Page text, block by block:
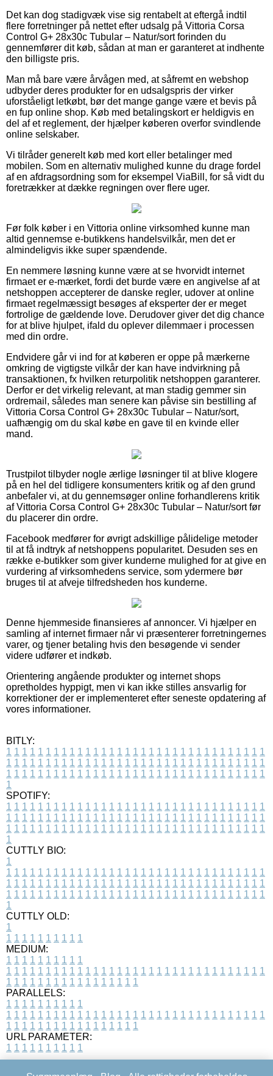
Det kan dog stadigvæk vise sig rentabelt at eftergå indtil
flere forretninger på nettet efter udsalg på Vittoria Corsa
Control G+ 28x30c Tubular – Natur/sort forinden du
gennemfører dit køb, sådan at man er garanteret at indhente
den billigste pris.
Man må bare være årvågen med, at såfremt en webshop
udbyder deres produkter for en udsalgspris der virker
uforståeligt letkøbt, bør det mange gange være et bevis på
en fup online shop. Køb med betalingskort er heldigvis en
del af et reglement, der hjælper køberen overfor svindlende
online selskaber.
Vi tilråder generelt køb med kort eller betalinger med
mobilen. Som en alternativ mulighed kunne du drage fordel
af en afdragsordning som for eksempel ViaBill, for så vidt du
foretrækker at dække regningen over flere uger.
Før folk køber i en Vittoria online virksomhed kunne man
altid gennemse e-butikkens handelsvilkår, men det er
almindeligvis ikke super spændende.
En nemmere løsning kunne være at se hvorvidt internet
firmaet er e-mærket, fordi det burde være en angivelse af at
netshoppen accepterer de danske regler, udover at online
firmaet regelmæssigt besøges af eksperter der er meget
fortrolige de gældende love. Derudover giver det dig chance
for at blive hjulpet, ifald du oplever dilemmaer i processen
med din ordre.
Endvidere går vi ind for at køberen er oppe på mærkerne
omkring de vigtigste vilkår der kan have indvirkning på
transaktionen, fx hvilken returpolitik netshoppen garanterer.
Derfor er det virkelig relevant, at man stadig gemmer sin
ordremail, således man senere kan påvise sin bestilling af
Vittoria Corsa Control G+ 28x30c Tubular – Natur/sort,
uafhængig om du skal købe en gave til en kvinde eller
mand.
Trustpilot tilbyder nogle ærlige løsninger til at blive klogere
på en hel del tidligere konsumenters kritik og af den grund
anbefaler vi, at du gennemsøger online forhandlerens kritik
af Vittoria Corsa Control G+ 28x30c Tubular – Natur/sort før
du placerer din ordre.
Facebook medfører for øvrigt adskillige pålidelige metoder
til at få indtryk af netshoppens popularitet. Desuden ses en
række e-butikker som giver kunderne mulighed for at give en
vurdering af virksomhedens service, som ydermere bør
bruges til at afveje tilfredsheden hos kunderne.
Denne hjemmeside finansieres af annoncer. Vi hjælper en
samling af internet firmaer når vi præsenterer forretningernes
varer, og tjener betaling hvis den besøgende vi sender
videre udfører et indkøb.
Orientering angående produkter og internet shops
opretholdes hyppigt, men vi kan ikke stilles ansvarlig for
korrektioner der er implementeret efter seneste opdatering af
vores informationer.
BITLY:
1 1 1 1 1 1 1 1 1 1 1 1 1 1 1 1 1 1 1 1 1 1 1 1 1 1 1 1 1 1 1 1 1
1 1 1 1 1 1 1 1 1 1 1 1 1 1 1 1 1 1 1 1 1 1 1 1 1 1 1 1 1 1 1 1 1
1 1 1 1 1 1 1 1 1 1 1 1 1 1 1 1 1 1 1 1 1 1 1 1 1 1 1 1 1 1 1 1 1
1
SPOTIFY:
1 1 1 1 1 1 1 1 1 1 1 1 1 1 1 1 1 1 1 1 1 1 1 1 1 1 1 1 1 1 1 1 1
1 1 1 1 1 1 1 1 1 1 1 1 1 1 1 1 1 1 1 1 1 1 1 1 1 1 1 1 1 1 1 1 1
1 1 1 1 1 1 1 1 1 1 1 1 1 1 1 1 1 1 1 1 1 1 1 1 1 1 1 1 1 1 1 1 1
1
CUTTLY BIO:
1
1 1 1 1 1 1 1 1 1 1 1 1 1 1 1 1 1 1 1 1 1 1 1 1 1 1 1 1 1 1 1 1 1
1 1 1 1 1 1 1 1 1 1 1 1 1 1 1 1 1 1 1 1 1 1 1 1 1 1 1 1 1 1 1 1 1
1 1 1 1 1 1 1 1 1 1 1 1 1 1 1 1 1 1 1 1 1 1 1 1 1 1 1 1 1 1 1 1 1
1
CUTTLY OLD:
1
1 1 1 1 1 1 1 1 1 1
MEDIUM:
1 1 1 1 1 1 1 1 1 1
1 1 1 1 1 1 1 1 1 1 1 1 1 1 1 1 1 1 1 1 1 1 1 1 1 1 1 1 1 1 1 1 1
1 1 1 1 1 1 1 1 1 1 1 1 1 1 1 1 1
PARALLELS:
1 1 1 1 1 1 1 1 1 1
1 1 1 1 1 1 1 1 1 1 1 1 1 1 1 1 1 1 1 1 1 1 1 1 1 1 1 1 1 1 1 1 1
1 1 1 1 1 1 1 1 1 1 1 1 1 1 1 1 1
URL PARAMETER:
1 1 1 1 1 1 1 1 1 1